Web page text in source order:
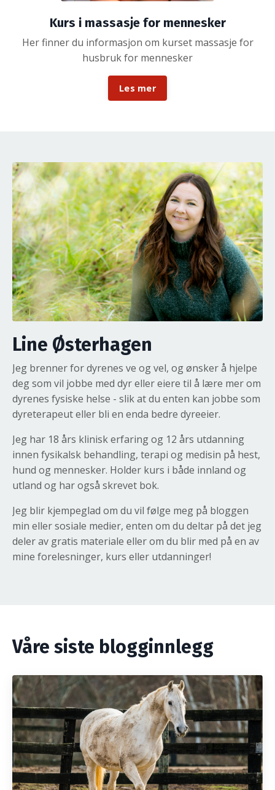
Kurs i massasje for mennesker
Her finner du informasjon om kurset massasje for
husbruk for mennesker
Les mer
Line Østerhagen
Jeg brenner for dyrenes ve og vel, og ønsker å hjelpe
deg som vil jobbe med dyr eller eiere til å lære mer om
dyrenes fysiske helse - slik at du enten kan jobbe som
dyreterapeut eller bli en enda bedre dyreeier.
Jeg har 18 års klinisk erfaring og 12 års utdanning
innen fysikalsk behandling, terapi og medisin på hest,
hund og mennesker. Holder kurs i både innland og
utland og har også skrevet bok.
Jeg blir kjempeglad om du vil følge meg på bloggen
min eller sosiale medier, enten om du deltar på det jeg
deler av gratis materiale eller om du blir med på en av
mine forelesninger, kurs eller utdanninger!
Våre siste blogginnlegg